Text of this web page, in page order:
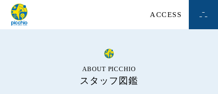
ACCESS
ABOUT PICCHIO
スタッフ図鑑